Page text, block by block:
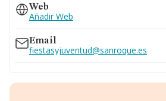
Web
Añadir Web
Email
fiestasyjuventud@sanroque.es